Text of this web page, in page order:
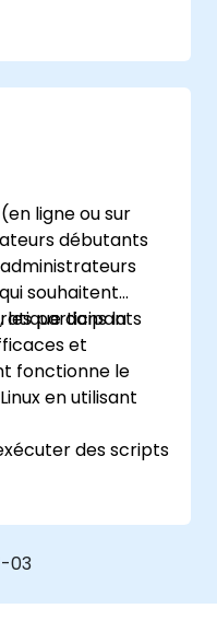
des tâches
ligne ou sur
débutants
souhaitent
dans la
et
les participants
fonctionne le
en utilisant
des scripts
et des
03